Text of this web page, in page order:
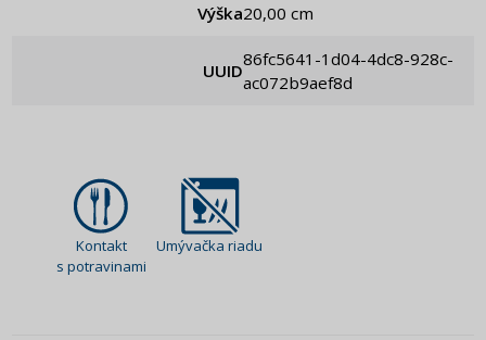
Výška 20,00 cm
UUID
86fc5641-1d04-4dc8-928c-
ac072b9aef8d
Kontakt
s potravinami
Umývačka riadu